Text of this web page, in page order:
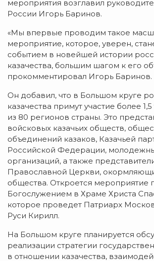
мероприятия возглавил
России Игорь Баринов.
«Мы впервые проводим такое
мероприятие, которое, уверен,
событием в новейшей истории
казачества, большим шагом к его
прокомментировал Игорь Баринов.
Он добавил, что в Большом круге
казачества примут участие более
из 80 регионов страны. Это
войсковых казачьих обществ,
объединений казаков, Казачьей
Российской Федерации,
организаций, а также
Православной Церкви,
общества. Откроется мероприятие
Богослужением в Храме Христа
которое проведет Патриарх
Руси Кирилл.
На Большом круге планируется
реализации стратегии
в отношении казачества,